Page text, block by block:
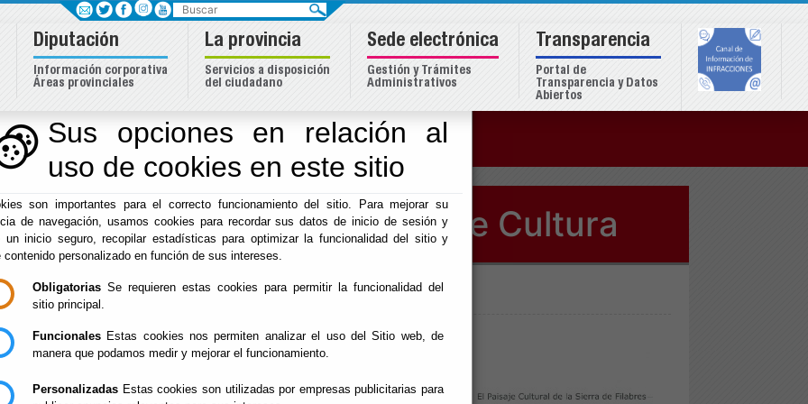
Sus opciones en relación al
uso de cookies en este sitio
son importantes para el correcto funcionamiento del sitio. Para mejorar su
de navegación, usamos cookies para recordar sus datos de inicio de sesión y
un inicio seguro, recopilar estadísticas para optimizar la funcionalidad del sitio y
contenido personalizado en función de sus intereses.
Obligatorias Se requieren estas cookies para permitir la funcionalidad del
sitio principal.
Funcionales Estas cookies nos permiten analizar el uso del Sitio web, de
manera que podamos medir y mejorar el funcionamiento.
Personalizadas Estas cookies son utilizadas por empresas publicitarias para
Almeriense
Inicio - Cultura y Cine - Publicaciones del Área de Cultura
Publicaciones del Área de Cultura
Publicaciones
Buscar
Diputación
Información corporativa
Áreas provinciales
La provincia
Servicios a disposición
del ciudadano
Sede electrónica
Gestión y Trámites
Administrativos
Transparencia
Portal de
Transparencia y Datos
Abiertos